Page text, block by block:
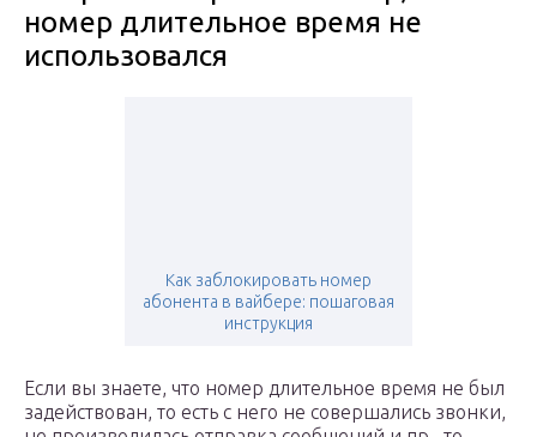
номер длительное время не
использовался
Как заблокировать номер
абонента в вайбере: пошаговая
инструкция
Если вы знаете, что номер длительное время не был
задействован, то есть с него не совершались звонки,